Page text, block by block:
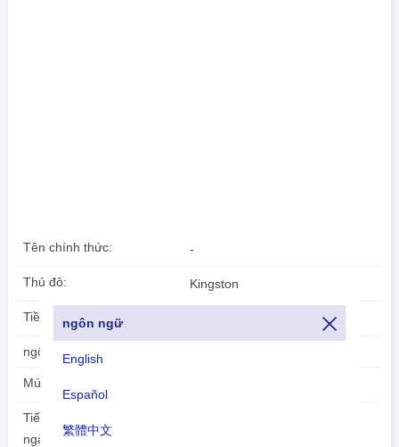
ngôn ngữ
English
Español
繁體中文
Tên chính thức: -
Thủ đô: Kingston
Tiền tệ:
ngôn ngữ:
Múi giờ:
Tiết kiệm thời gian ban
ngày: